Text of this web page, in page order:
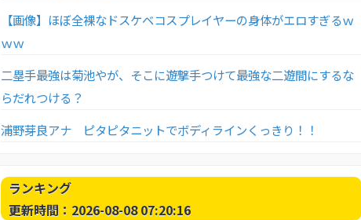
【画像】ほぼ全裸なドスケベコスプレイヤーの身体がエロすぎるｗ
ｗｗ
二塁手最強は菊池やが、そこに遊撃手つけて最強な二遊間にするな
らだれつける？
浦野芽良アナ ピタピタニットでボディラインくっきり！！
ランキング
更新時間：2026-08-08 07:20:16